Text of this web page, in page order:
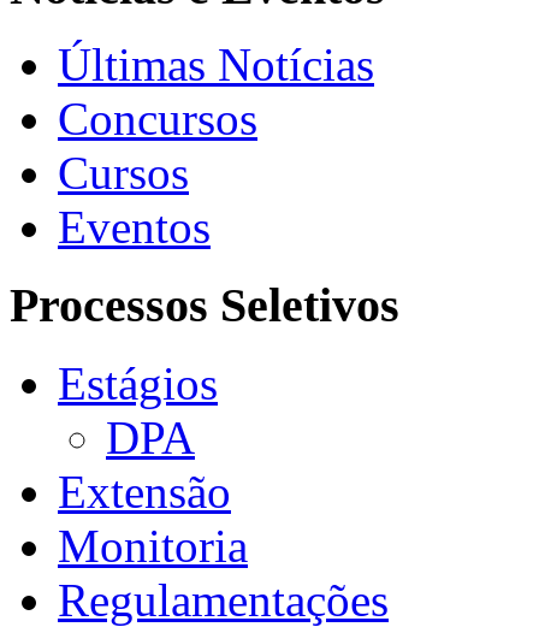
Últimas Notícias
Concursos
Cursos
Eventos
Processos Seletivos
Estágios
DPA
Extensão
Monitoria
Regulamentações